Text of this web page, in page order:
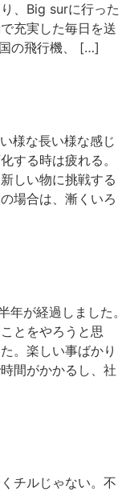
、Big surに行った
充実した毎日を送
の飛行機、 […]
様な長い様な感じ
する時は疲れる。
しい物に挑戦する
場合は、漸くいろ
が経過しました。
とをやろうと思
。楽しい事ばかり
間がかかるし、社
チルじゃない。不